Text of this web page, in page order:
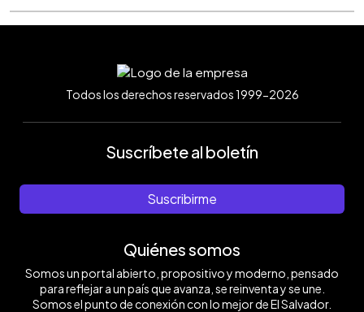
Todos los derechos reservados 1999-2026
Suscríbete al boletín
Suscribirme
Quiénes somos
Somos un portal abierto, propositivo y moderno, pensado
para reflejar a un país que avanza, se reinventa y se une.
Somos el punto de conexión con lo mejor de El Salvador.